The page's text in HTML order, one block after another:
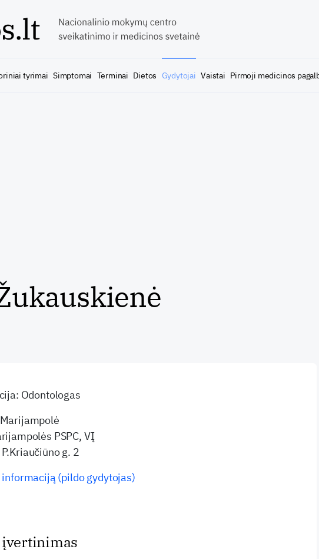
tyrimai Simptomai Terminai Dietos Gydytojai Vaistai Pirmoji medicinos
Odontologas
PSPC, VĮ
g. 2
(pildo gydytojas)